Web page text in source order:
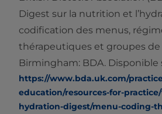
Digest sur la nutrition et
codification des menus,
thérapeutiques et groupes de
Birmingham: BDA. Disponible
https://www.bda.uk.com/
education/resources-for-
hydration-digest/menu-coding-